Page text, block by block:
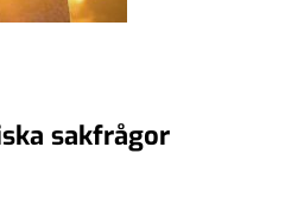
sakfrågor